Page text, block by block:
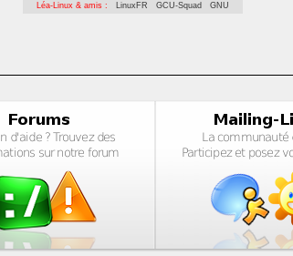
Léa-Linux & amis : LinuxFR GCU-Squad GNU